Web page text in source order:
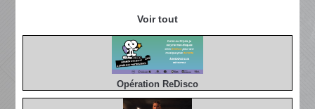
Voir tout
Opération ReDisco